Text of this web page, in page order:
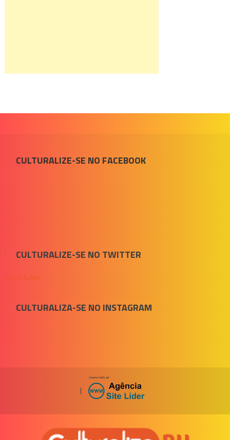
CULTURALIZE-SE NO FACEBOOK
CULTURALIZE-SE NO TWITTER
Meus Tuítes
CULTURALIZA-SE NO INSTAGRAM
|